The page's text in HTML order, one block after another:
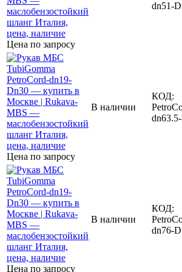
Цена по запросу
dn51-
Цена по запросу
В наличии
КОД:
Цена по запросу
В наличии
КОД:
dn76-